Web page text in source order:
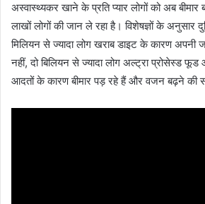
अस्वास्थ्यकर खाने के प्रति प्यार लोगों को अब
लाखों लोगों की जान ले रहा है। विशेषज्ञों के अनुसार
मिलियन से ज्यादा लोग खराब डाइट के कारण अपनी
नहीं, दो बिलियन से ज्यादा लोग अल्ट्रा प्रोसेस्ड
आदतों के कारण बीमार पड़ रहे हैं और वजन बढ़ने की